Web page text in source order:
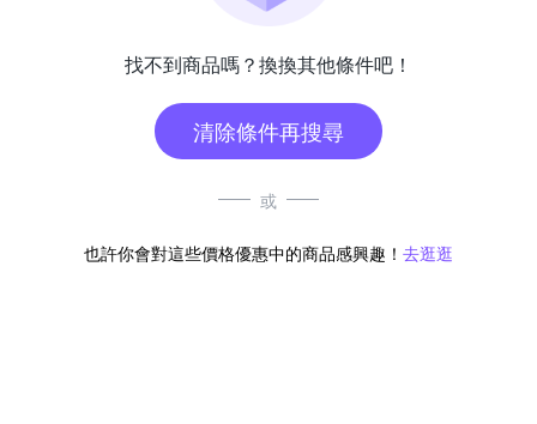
找不到商品嗎？換換其他條件吧！
清除條件再搜尋
或
也許你會對這些價格優惠中的商品感興趣！ 去逛逛